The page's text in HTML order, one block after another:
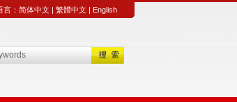
言： 简体中文| 繁體中文| English